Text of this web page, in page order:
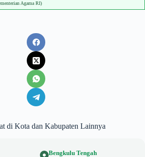
Agama RI)
di Kota dan Kabupaten Lainnya
Bengkulu Tengah